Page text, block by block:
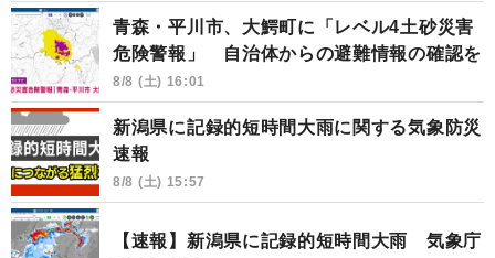
青森・平川市、大鰐町に「レベル4土砂災害
危険警報」 自治体からの避難情報の確認を
8/8 (土) 16:01
新潟県に記録的短時間大雨に関する気象防災
速報
8/8 (土) 15:57
【速報】新潟県に記録的短時間大雨 気象庁